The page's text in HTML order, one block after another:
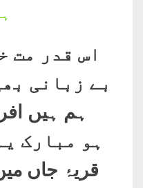
اس قدر مت
بے زبانی
ہم ہیں
ہو مبارک
قریۂ جاں